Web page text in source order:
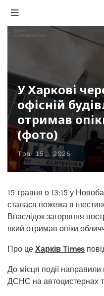
У Харкові
офісній
отримав
(фото)
Тра 15, 2026
15 травня о 13:15 у
сталася пожежа в
Внаслідок загоряння
який отримав опіки
Про це Харків Times
До місця події направили
ДСНС на автоцистернах